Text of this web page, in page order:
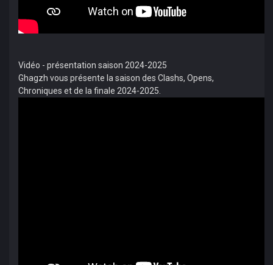
Vidéo - présentation saison 2024-2025
Ghagzh vous présente la saison des Clashs, Opens,
Chroniques et de la finale 2024-2025.